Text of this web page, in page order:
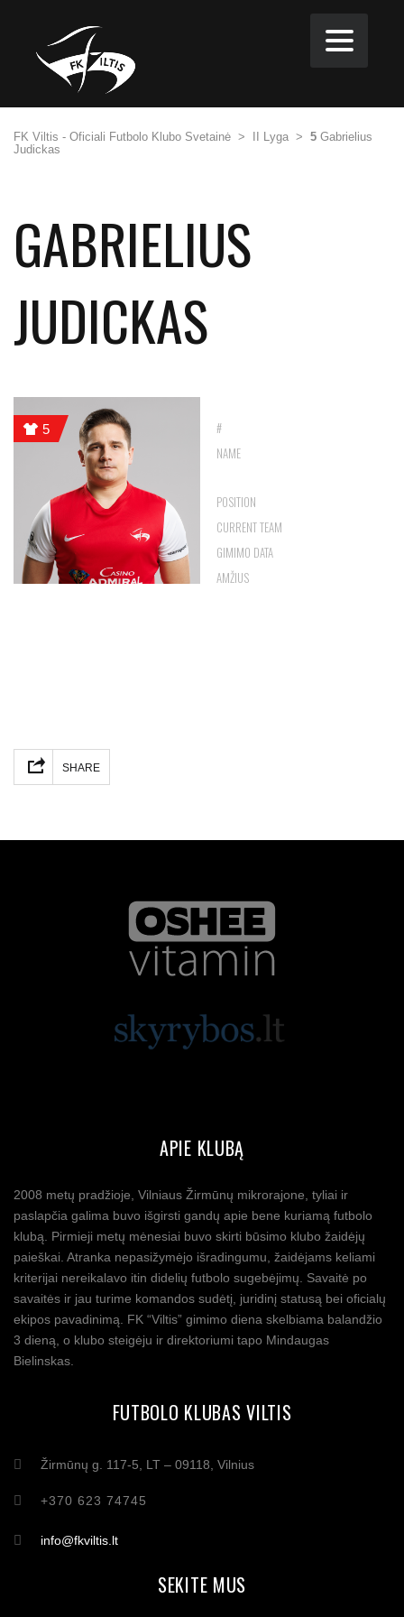
FK Viltis - Oficiali Futbolo Klubo Svetainė > II Lyga > 5 Gabrielius
Judickas
GABRIELIUS
JUDICKAS
5 #
NAME
POSITION
CURRENT TEAM
GIMIMO DATA
AMŽIUS
SHARE
APIE KLUBĄ
2008 metų pradžioje, Vilniaus Žirmūnų mikrorajone, tyliai ir
paslapčia galima buvo išgirsti gandų apie bene kuriamą futbolo
klubą. Pirmieji metų mėnesiai buvo skirti būsimo klubo žaidėjų
paieškai. Atranka nepasižymėjo išradingumu, žaidėjams keliami
kriterijai nereikalavo itin didelių futbolo sugebėjimų. Savaitė po
savaitės ir jau turime komandos sudėtį, juridinį statusą bei oficialų
ekipos pavadinimą. FK “Viltis” gimimo diena skelbiama balandžio
3 dieną, o klubo steigėju ir direktoriumi tapo Mindaugas
Bielinskas.
FUTBOLO KLUBAS VILTIS
Žirmūnų g. 117-5, LT – 09118, Vilnius
+370 623 74745
info@fkviltis.lt
SEKITE MUS